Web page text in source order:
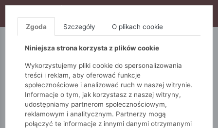
S10), DODATKOWE 15% ZA 3SZT (KOD: S15)
5.10.15. QUIOSQUE
Zgoda Szczegóły O plikach cookie
Niniejsza strona korzysta z plików cookie
Wykorzystujemy pliki cookie do spersonalizowania
treści i reklam, aby oferować funkcje
społecznościowe i analizować ruch w naszej witrynie.
Informacje o tym, jak korzystasz z naszej witryny,
udostępniamy partnerom społecznościowym,
reklamowym i analitycznym. Partnerzy mogą
połączyć te informacje z innymi danymi otrzymanymi